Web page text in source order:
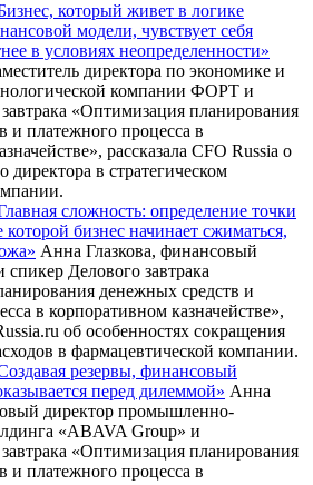
который живет в логике
модели, чувствует себя
в условиях неопределенности»
директора по экономике и
компании ФОРТ и
«Оптимизация планирования
и платежного процесса в
рассказала CFO Russia о
директора в стратегическом
сложность: определение точки
которой бизнес начинает сжиматься,
Анна Глазкова, финансовый
Делового завтрака
денежных средств и
в корпоративном казначействе»,
об особенностях сокращения
в фармацевтической компании.
резервы, финансовый
перед дилеммой» Анна
директор промышленно-
«ABAVA Group» и
«Оптимизация планирования
и платежного процесса в